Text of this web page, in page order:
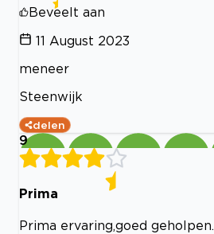
Beveelt aan
11 August 2023
meneer
Steenwijk
delen
9
Prima
Prima ervaring,goed geholpen.